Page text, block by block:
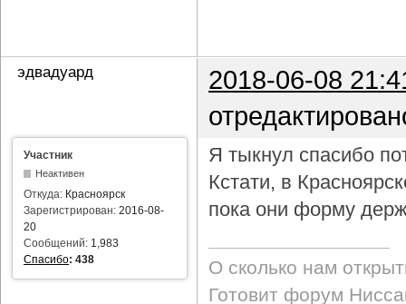
эдвадуард
2018-06-08
Участник
Неактивен
Откуда: Красноярск
Зарегистрирован: 2016-08-
20
Сообщений: 1,983
Спасибо: 438
Я тыкнул спасибо
Кстати, в
пока они форму
О сколько нам
Готовит форум